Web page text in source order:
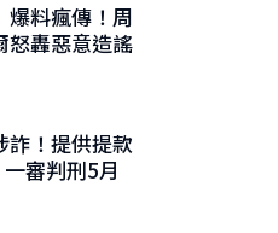
爆料瘋傳！周
怒轟惡意造謠
詐！提供提款
審判刑5月